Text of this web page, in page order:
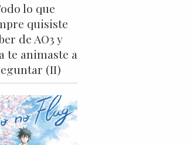
lo que
quisiste
de AO3 y
te animaste a
(II)